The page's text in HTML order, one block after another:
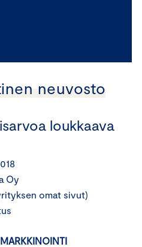
neuvosto
loukkaava
Oy
omat sivut)